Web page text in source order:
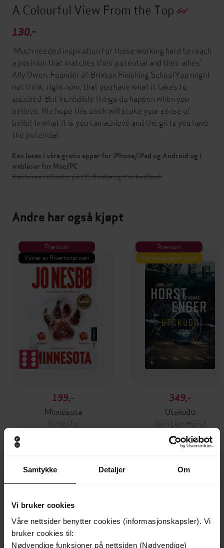
Samtykke Detaljer Om
Vi bruker cookies
Våre nettsider benytter cookies (informasjonskapsler). Vi
bruker cookies til:
Nødvendige funksjoner på nettsiden (Nødvendige)
A Colourful View From the Top
130,-
'Much needed inspiration for those working hard to reach
a position that matches their potential and their allies'
Ally Owen, Founder of Brixton Finishing SchoolYou might
not think, right now, that you have what it takes to
succeed. But incredible things do happen when you
believe. We hope this book will stoke your sense of
belief in what it is you can achieve and the gifts you have
the potential…
Kan leses i våre gratis apper for iPhone/iPad og Android og i
webleser for Mac/PC
Kan leses i iBooks, på PC, Kindle og PocketBook
Andre har også kjøpt
Premium
Vinner av Rivertonprisen
199,-
Minnesota
Jo Nesbø
Premium
Første gang på tilbud
349,-
Utskudd
Jørn Lier Horst
EBOK
Leaders of Colour Achieving Excellence in
Forfattere Jonathan Mildenhall